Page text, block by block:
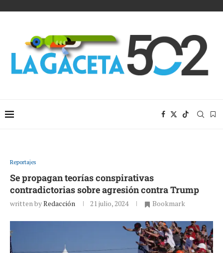
Reportajes
Se propagan teorías conspirativas
contradictorias sobre agresión contra Trump
written byRedacción 21 julio, 2024 Bookmark